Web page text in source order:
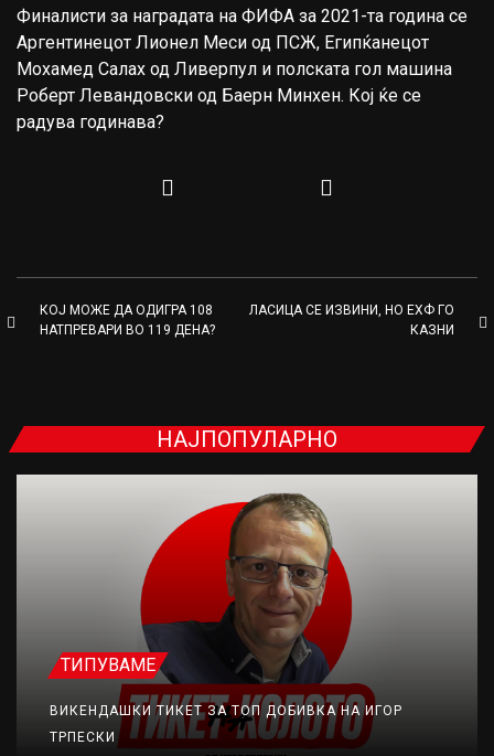
Финалисти за наградата на ФИФА за 2021-та година се
Аргентинецот Лионел Меси од ПСЖ, Египќанецот
Мохамед Салах од Ливерпул и полската гол машина
Роберт Левандовски од Баерн Минхен. Кој ќе се
радува годинава?
КОЈ МОЖЕ ДА ОДИГРА 108
НАТПРЕВАРИ ВО 119 ДЕНА?
ЛАСИЦА СЕ ИЗВИНИ, НО ЕХФ ГО
КАЗНИ
НАЈПОПУЛАРНО
ТИПУВАМЕ
ВИКЕНДАШКИ ТИКЕТ ЗА ТОП ДОБИВКА НА ИГОР
ТРПЕСКИ